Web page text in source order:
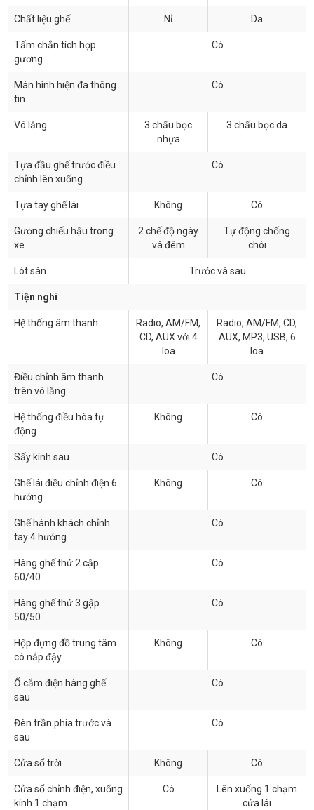
Chất liệu ghế Nỉ Da
Tấm chắn tích hợp
gương
Có
Màn hình hiện đa thông
tin
Có
Vô lăng
3 chấu bọc
nhựa
3 chấu bọc da
Tựa đầu ghế trước điều
chỉnh lên xuống
Có
Tựa tay ghế lái Không Có
Gương chiếu hậu trong
xe
2 chế độ ngày
và đêm
Tự động chống
chói
Lót sàn Trước và sau
Tiện nghi
Hệ thống âm thanh
Radio, AM/FM,
CD, AUX với 4
loa
Radio, AM/FM, CD,
AUX, MP3, USB, 6
loa
Điều chỉnh âm thanh
trên vô lăng
Có
Hệ thống điều hòa tự
động
Không Có
Sấy kính sau Có
Ghế lái điều chỉnh điện 6
hướng
Không Có
Ghế hành khách chỉnh
tay 4 hướng
Có
Hàng ghế thứ 2 cập
60/40
Có
Hàng ghế thứ 3 gập
50/50
Có
Hộp đựng đồ trung tâm
có nắp đậy
Không Có
Ổ cắm điện hàng ghế
sau
Có
Đèn trần phía trước và
sau
Có
Cửa sổ trời Không Có
Cửa sổ chỉnh điện, xuống
kính 1 chạm
Có
Lên xuống 1 chạm
cửa lái